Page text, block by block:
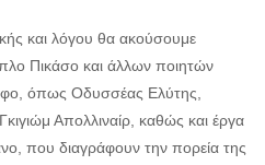
και λόγου θα ακούσουμε
Πικάσο και άλλων ποιητών
όπως Οδυσσέας Ελύτης,
Απολλιναίρ, καθώς και έργα
που διαγράφουν την πορεία της